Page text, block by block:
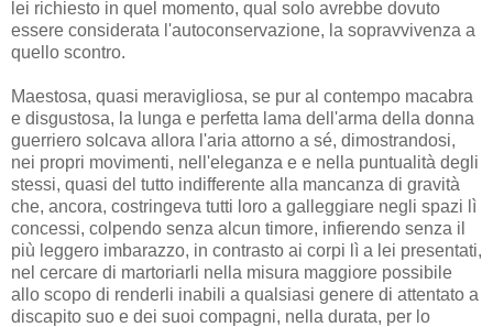
lei richiesto in quel momento, qual solo avrebbe dovuto
essere considerata l'autoconservazione, la sopravvivenza a
quello scontro.
Maestosa, quasi meravigliosa, se pur al contempo macabra
e disgustosa, la lunga e perfetta lama dell'arma della donna
guerriero solcava allora l'aria attorno a sé, dimostrandosi,
nei propri movimenti, nell'eleganza e e nella puntualità degli
stessi, quasi del tutto indifferente alla mancanza di gravità
che, ancora, costringeva tutti loro a galleggiare negli spazi lì
concessi, colpendo senza alcun timore, infierendo senza il
più leggero imbarazzo, in contrasto ai corpi lì a lei presentati,
nel cercare di martoriarli nella misura maggiore possibile
allo scopo di renderli inabili a qualsiasi genere di attentato a
discapito suo e dei suoi compagni, nella durata, per lo